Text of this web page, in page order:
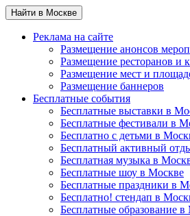
Найти в Москве
Реклама на сайте
Размещение анонсов
Размещение ресторанов и
Размещение мест и
Размещение баннеров
Бесплатные события
Бесплатные выставки в
Бесплатные фестивали в
Бесплатно с детьми в
Бесплатный активный
Бесплатная музыка в
Бесплатные шоу в Москве
Бесплатные праздники в
Бесплатно! стендап в
Бесплатные образование